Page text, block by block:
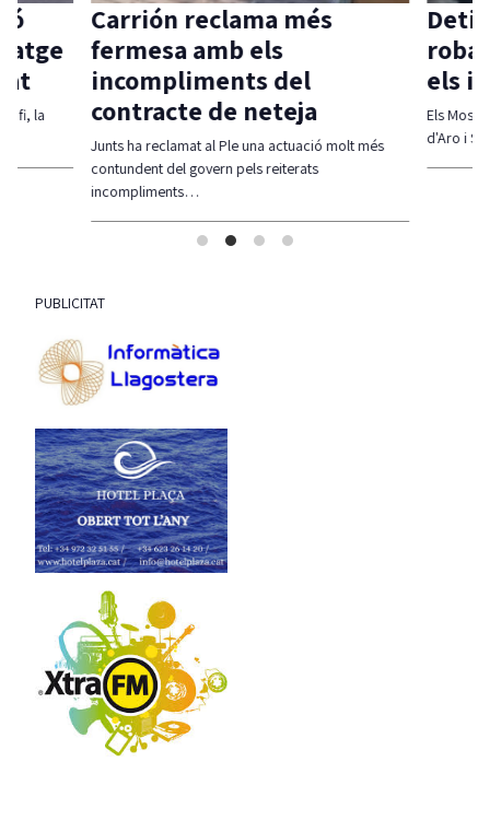
fi, la
Carrión reclama més
fermesa amb els
incompliments del
contracte de neteja
Junts ha reclamat al Ple una actuació molt més
contundent del govern pels reiterats
incompliments…
els
Els
d'Aro i
PUBLICITAT